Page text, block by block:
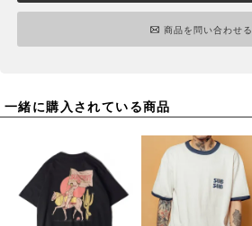
商品を問い合わせる
一緒に購入されている商品